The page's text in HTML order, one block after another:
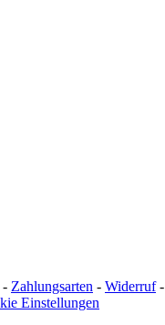
- Zahlungsarten - Widerruf-
Einstellungen